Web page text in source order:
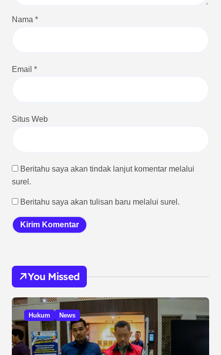
Nama *
Email *
Situs Web
Beritahu saya akan tindak lanjut komentar melalui
surel.
Beritahu saya akan tulisan baru melalui surel.
You Missed
Hukum News